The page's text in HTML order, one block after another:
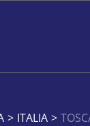
> ITALIA >